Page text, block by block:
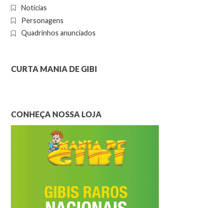
Notícias
Personagens
Quadrinhos anunciados
CURTA MANIA DE GIBI
CONHEÇA NOSSA LOJA